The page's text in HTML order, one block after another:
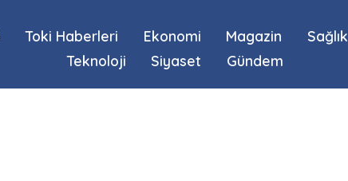
Toki Haberleri Ekonomi Magazin Sağlık
Teknoloji
Siyaset Gündem